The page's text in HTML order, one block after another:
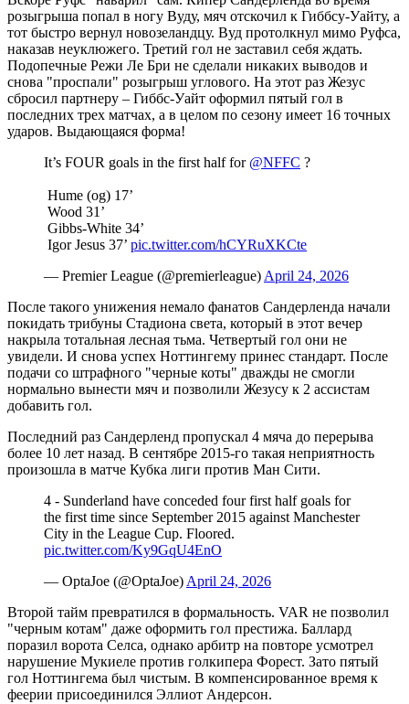
розыгрыша попал в ногу Вуду, мяч отскочил к Гиббсу-Уайту, а
тот быстро вернул новозеландцу. Вуд протолкнул мимо Руфса,
наказав неуклюжего. Третий гол не заставил себя ждать.
Подопечные Режи Ле Бри не сделали никаких выводов и
снова "проспали" розыгрыш углового. На этот раз Жезус
сбросил партнеру – Гиббс-Уайт оформил пятый гол в
последних трех матчах, а в целом по сезону имеет 16 точных
ударов. Выдающаяся форма!
It’s FOUR goals in the first half for @NFFC ?
️ Hume (og) 17’
️ Wood 31’
️ Gibbs-White 34’
️ Igor Jesus 37’ pic.twitter.com/hCYRuXKCte
— Premier League (@premierleague) April 24, 2026
После такого унижения немало фанатов Сандерленда начали
покидать трибуны Стадиона света, который в этот вечер
накрыла тотальная лесная тьма. Четвертый гол они не
увидели. И снова успех Ноттингему принес стандарт. После
подачи со штрафного "черные коты" дважды не смогли
нормально вынести мяч и позволили Жезусу к 2 ассистам
добавить гол.
Последний раз Сандерленд пропускал 4 мяча до перерыва
более 10 лет назад. В сентябре 2015-го такая неприятность
произошла в матче Кубка лиги против Ман Сити.
4 - Sunderland have conceded four first half goals for
the first time since September 2015 against Manchester
City in the League Cup. Floored.
pic.twitter.com/Ky9GqU4EnO
— OptaJoe (@OptaJoe) April 24, 2026
Второй тайм превратился в формальность. VAR не позволил
"черным котам" даже оформить гол престижа. Баллард
поразил ворота Селса, однако арбитр на повторе усмотрел
нарушение Мукиеле против голкипера Форест. Зато пятый
гол Ноттингема был чистым. В компенсированное время к
феерии присоединился Эллиот Андерсон.